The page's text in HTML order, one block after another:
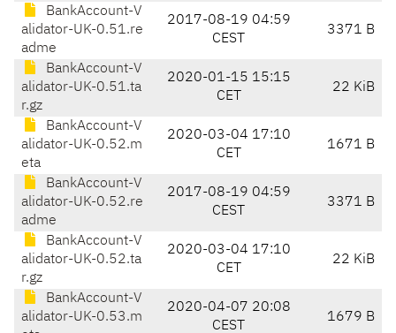
BankAccount-V
alidator-UK-0.51.re
adme
2017-08-19 04:59
CEST
3371 B
BankAccount-V
alidator-UK-0.51.ta
r.gz
2020-01-15 15:15
CET
22 KiB
BankAccount-V
alidator-UK-0.52.m
eta
2020-03-04 17:10
CET
1671 B
BankAccount-V
alidator-UK-0.52.re
adme
2017-08-19 04:59
CEST
3371 B
BankAccount-V
alidator-UK-0.52.ta
r.gz
2020-03-04 17:10
CET
22 KiB
BankAccount-V
alidator-UK-0.53.m
2020-04-07 20:08
CEST
1679 B